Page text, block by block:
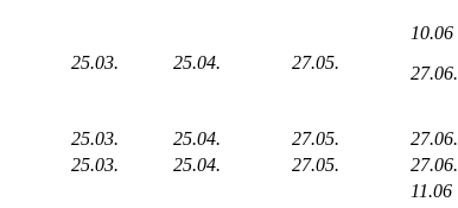
25.03. 25.04. 27.05.
10.06
27.06.
25.03. 25.04. 27.05. 27.06.
25.03. 25.04. 27.05. 27.06.
11.06